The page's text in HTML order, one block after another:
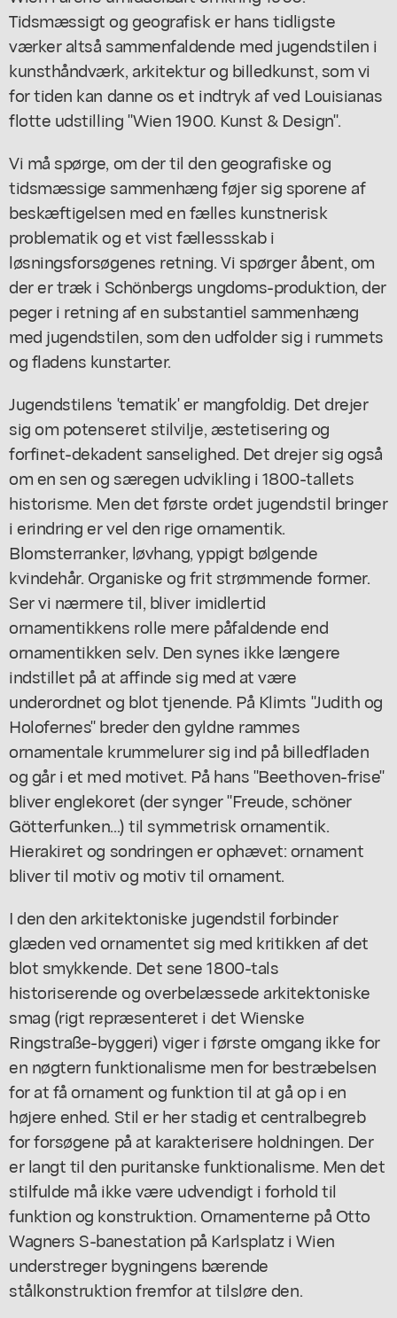
Tidsmæssigt og geografisk er hans tidligste
værker altså sammenfaldende med jugendstilen i
kunsthåndværk, arkitektur og billedkunst, som vi
for tiden kan danne os et indtryk af ved Louisianas
flotte udstilling "Wien 1900. Kunst & Design".
Vi må spørge, om der til den geografiske og
tidsmæssige sammenhæng føjer sig sporene af
beskæftigelsen med en fælles kunstnerisk
problematik og et vist fællessskab i
løsningsforsøgenes retning. Vi spørger åbent, om
der er træk i Schönbergs ungdoms-produktion, der
peger i retning af en substantiel sammenhæng
med jugendstilen, som den udfolder sig i rummets
og fladens kunstarter.
Jugendstilens 'tematik' er mangfoldig. Det drejer
sig om potenseret stilvilje, æstetisering og
forfinet-dekadent sanselighed. Det drejer sig også
om en sen og særegen udvikling i 1800-tallets
historisme. Men det første ordet jugendstil bringer
i erindring er vel den rige ornamentik.
Blomsterranker, løvhang, yppigt bølgende
kvindehår. Organiske og frit strømmende former.
Ser vi nærmere til, bliver imidlertid
ornamentikkens rolle mere påfaldende end
ornamentikken selv. Den synes ikke længere
indstillet på at affinde sig med at være
underordnet og blot tjenende. På Klimts "Judith og
Holofernes" breder den gyldne rammes
ornamentale krummelurer sig ind på billedfladen
og går i et med motivet. På hans "Beethoven-frise"
bliver englekoret (der synger "Freude, schöner
Götterfunken...) til symmetrisk ornamentik.
Hierakiret og sondringen er ophævet: ornament
bliver til motiv og motiv til ornament.
I den den arkitektoniske jugendstil forbinder
glæden ved ornamentet sig med kritikken af det
blot smykkende. Det sene 1800-tals
historiserende og overbelæssede arkitektoniske
smag (rigt repræsenteret i det Wienske
Ringstraße-byggeri) viger i første omgang ikke for
en nøgtern funktionalisme men for bestræbelsen
for at få ornament og funktion til at gå op i en
højere enhed. Stil er her stadig et centralbegreb
for forsøgene på at karakterisere holdningen. Der
er langt til den puritanske funktionalisme. Men det
stilfulde må ikke være udvendigt i forhold til
funktion og konstruktion. Ornamenterne på Otto
Wagners S-banestation på Karlsplatz i Wien
understreger bygningens bærende
stålkonstruktion fremfor at tilsløre den.